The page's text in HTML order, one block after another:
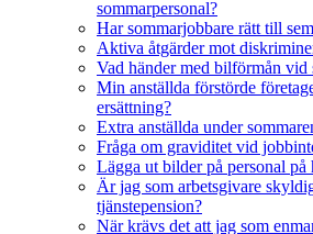
sommarpersonal?
Har sommarjobbare rätt till
Aktiva åtgärder mot
Vad händer med bilförmån
Min anställda förstörde
ersättning?
Extra anställda under
Fråga om graviditet vid
Lägga ut bilder på personal på
Är jag som arbetsgivare
tjänstepension?
När krävs det att jag som